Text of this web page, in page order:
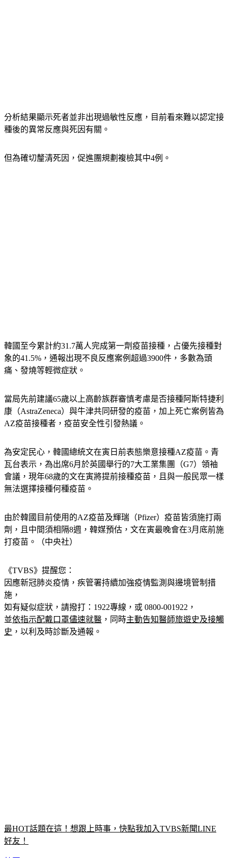
分析結果顯示死者並非出現過敏性反應，目前看來難以認定接
種後的異常反應與死因有關。
但為確切釐清死因，促進團規劃複檢其中4例。
韓國至今累計約31.7萬人完成第一劑疫苗接種，占優先接種對
象的41.5%，通報出現不良反應案例超過3900件，多數為頭
痛、發燒等輕微症狀。
當局先前建議65歲以上高齡族群審慎考慮是否接種阿斯特捷利
康（AstraZeneca）與牛津共同研發的疫苗，加上死亡案例皆為
AZ疫苗接種者，疫苗安全性引發熱議。
為安定民心，韓國總統文在寅日前表態樂意接種AZ疫苗。青
瓦台表示，為出席6月於英國舉行的7大工業集團（G7）領袖
會議，現年68歲的文在寅將提前接種疫苗，且與一般民眾一樣
無法選擇接種何種疫苗。
由於韓國目前使用的AZ疫苗及輝瑞（Pfizer）疫苗皆須施打兩
劑，且中間須相隔8週，韓媒預估，文在寅最晚會在3月底前施
打疫苗。（中央社）
《TVBS》提醒您：
因應新冠肺炎疫情，疾管署持續加強疫情監測與邊境管制措
施，
如有疑似症狀，請撥打：1922專線，或 0800-001922，
並依指示配戴口罩儘速就醫 ，同時主動告知醫師旅遊史及接觸
史 ，以利及時診斷及通報。
最HOT話題在這！想跟上時事，快點我加入TVBS新聞LINE
好友！